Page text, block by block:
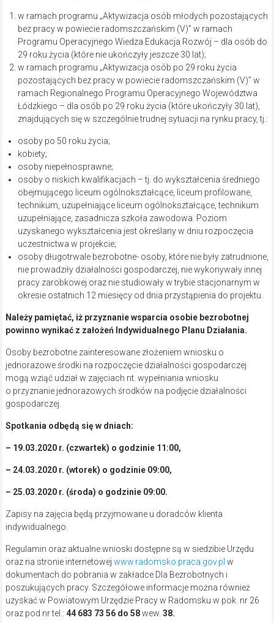
w ramach programu „Aktywizacja osób młodych pozostających
bez pracy w powiecie radomszczańskim (V)” w ramach
Programu Operacyjnego Wiedza Edukacja Rozwój – dla osób do
29 roku życia (które nie ukończyły jeszcze 30 lat);
w ramach programu „Aktywizacja osób po 29 roku życia
pozostających bez pracy w powiecie radomszczańskim (V)” w
ramach Regionalnego Programu Operacyjnego Województwa
Łódzkiego – dla osób po 29 roku życia (które ukończyły 30 lat),
znajdujących się w szczególnie trudnej sytuacji na rynku pracy, tj.:
osoby po 50 roku życia;
kobiety;
osoby niepełnosprawne;
osoby o niskich kwalifikacjach – tj. do wykształcenia średniego
obejmującego liceum ogólnokształcące, liceum profilowane,
technikum, uzupełniające liceum ogólnokształcące, technikum
uzupełniające, zasadnicza szkoła zawodowa. Poziom
uzyskanego wykształcenia jest określany w dniu rozpoczęcia
uczestnictwa w projekcie;
osoby długotrwale bezrobotne- osoby, które nie były zatrudnione,
nie prowadziły działalności gospodarczej, nie wykonywały innej
pracy zarobkowej oraz nie studiowały w trybie stacjonarnym w
okresie ostatnich 12 miesięcy od dnia przystąpienia do projektu.
Należy pamiętać, iż przyznanie wsparcia osobie bezrobotnej
powinno wynikać z założeń Indywidualnego Planu Działania.
Osoby bezrobotne zainteresowane złożeniem wniosku o
jednorazowe środki na rozpoczęcie działalności gospodarczej
mogą wziąć udział w zajęciach nt. wypełniania wniosku
o przyznanie jednorazowych środków na podjęcie działalności
gospodarczej.
Spotkania odbędą się w dniach:
– 19.03.2020 r. (czwartek) o godzinie 11:00,
– 24.03.2020 r. (wtorek) o godzinie 09:00,
– 25.03.2020 r. (środa) o godzinie 09:00.
Zapisy na zajęcia będą przyjmowane u doradców klienta
indywidualnego.
Regulamin oraz aktualne wnioski dostępne są w siedzibie Urzędu
oraz na stronie internetowej www.radomsko.praca.gov.pl w
dokumentach do pobrania w zakładce Dla Bezrobotnych i
poszukujących pracy. Szczegółowe informacje można również
uzyskać w Powiatowym Urzędzie Pracy w Radomsku w pok. nr 26
oraz pod nr tel.: 44 683 73 56 do 58wew. 38.